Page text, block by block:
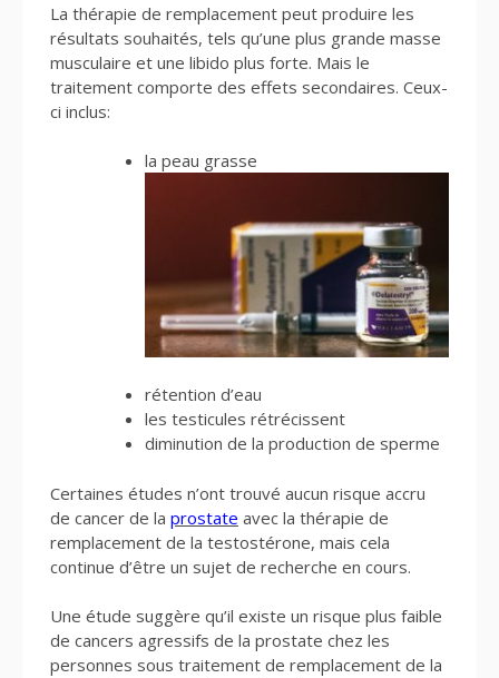
La thérapie de remplacement peut produire les
résultats souhaités, tels qu’une plus grande masse
musculaire et une libido plus forte. Mais le
traitement comporte des effets secondaires. Ceux-
ci inclus:
la peau grasse
rétention d’eau
les testicules rétrécissent
diminution de la production de sperme
Certaines études n’ont trouvé aucun risque accru
de cancer de la prostate avec la thérapie de
remplacement de la testostérone, mais cela
continue d’être un sujet de recherche en cours.
Une étude suggère qu’il existe un risque plus faible
de cancers agressifs de la prostate chez les
personnes sous traitement de remplacement de la